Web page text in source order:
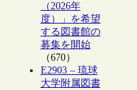
（2026年
度）」を希望
する図書館の
募集を開始
（670）
E2903 – 琉球
大学附属図書